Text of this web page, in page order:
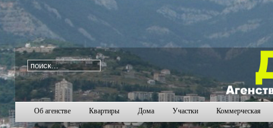
i=461
22262227 2228 2230 2231 2232
Об агенстве Квартиры Дома Участки Коммерческая